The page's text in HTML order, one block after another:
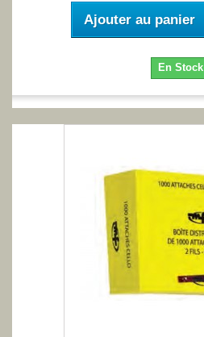
Ajouter au panier
En Stock